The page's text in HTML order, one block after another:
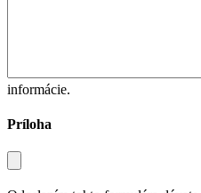
informácie.
Príloha